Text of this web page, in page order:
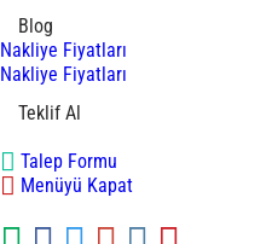
Blog
Nakliye Fiyatları
Nakliye Fiyatları
Teklif Al
Talep Formu
Menüyü Kapat